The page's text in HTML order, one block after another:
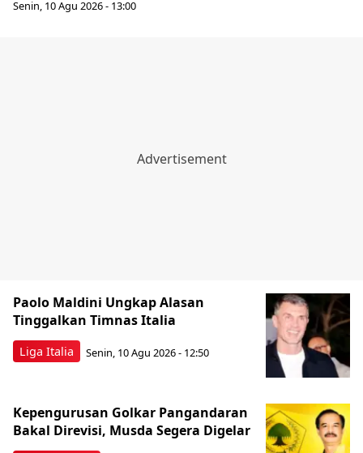
Senin, 10 Agu 2026 - 13:00
Liga Italia
Paolo Maldini Ungkap Alasan
Tinggalkan Timnas Italia
Senin, 10 Agu 2026 - 12:50
Kepengurusan Golkar Pangandaran
Bakal Direvisi, Musda Segera Digelar